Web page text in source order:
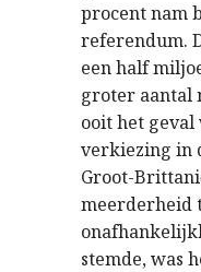
procent nam
referendum.
een half
groter aantal
ooit het
verkiezing in
Groot-Brittani
meerderheid
stemde, was